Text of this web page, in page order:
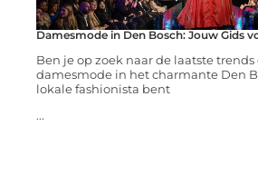
Damesmode in Den Bosch: Jouw Gids
Ben je op zoek naar de laatste
damesmode in het charmante Den
lokale fashionista bent
...